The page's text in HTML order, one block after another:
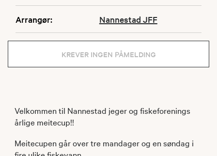
Arrangør: Nannestad JFF
KREVER INGEN PÅMELDING
Velkommen til Nannestad jeger og fiskeforenings
årlige meitecup!!
Meitecupen går over tre mandager og en søndag i